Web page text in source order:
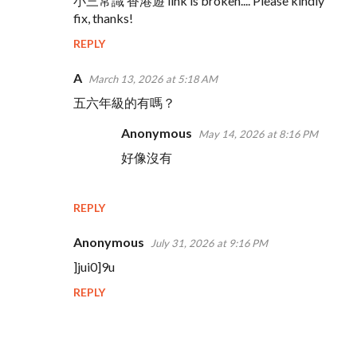
fix, thanks!
REPLY
A March 13, 2026 at 5:18 AM
五六年級的有嗎？
REPLY
Anonymous May 14, 2026 at 8:16 PM
好像沒有
Anonymous July 31, 2026 at 9:16 PM
]jui0]9u
REPLY